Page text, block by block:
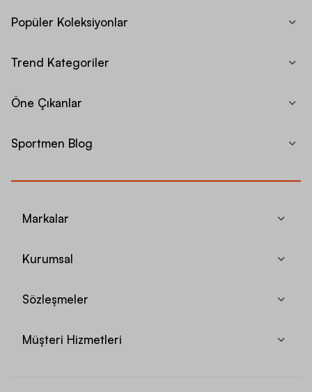
Popüler Koleksiyonlar
Trend Kategoriler
Öne Çıkanlar
Sportmen Blog
Markalar
Kurumsal
Sözleşmeler
Müşteri Hizmetleri